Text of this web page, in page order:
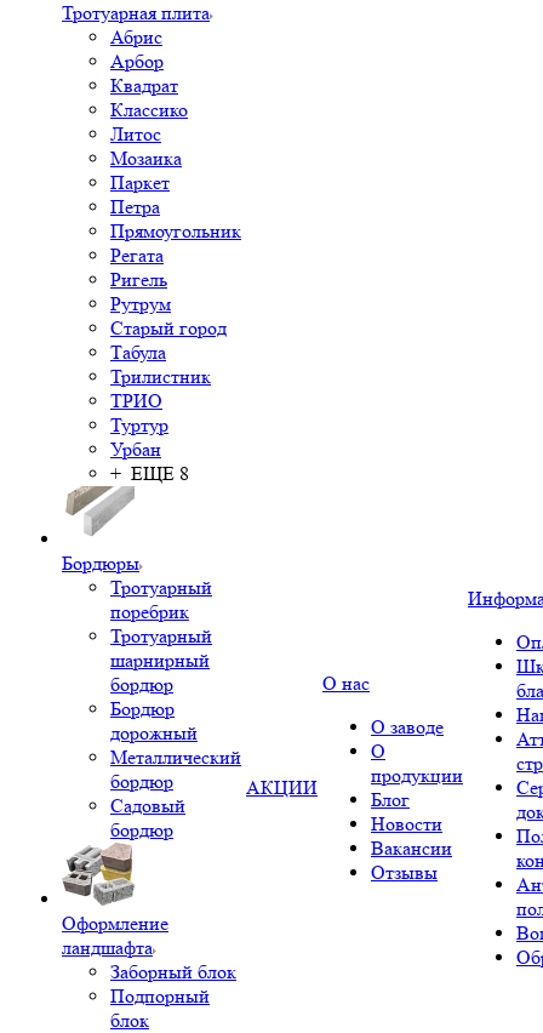
Тротуарная плита
Абрис
Арбор
Квадрат
Классико
Литос
Мозаика
Паркет
Петра
Прямоугольник
Регата
Ригель
Рутрум
Старый город
Табула
Трилистник
ТРИО
Туртур
Урбан
+ ЕЩЕ 8
Бордюры
Тротуарный
поребрик
Тротуарный
шарнирный
бордюр
Бордюр
дорожный
Металлический
бордюр
Садовый
бордюр
Оформление
ландшафта
Заборный блок
Подпорный
блок
АКЦИИ
О нас
О заводе
О
продукции
Блог
Новости
Вакансии
Отзывы